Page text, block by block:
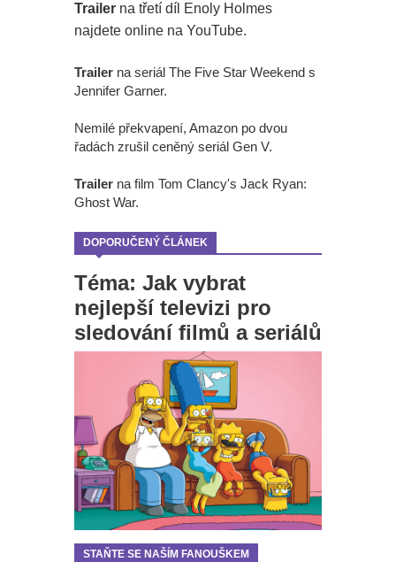
Trailer na třetí díl Enoly Holmes
najdete online na YouTube.
Trailer na seriál The Five Star Weekend s
Jennifer Garner.
Nemilé překvapení, Amazon po dvou
řadách zrušil ceněný seriál Gen V.
Trailer na film Tom Clancy's Jack Ryan:
Ghost War.
DOPORUČENÝ ČLÁNEK
Téma: Jak vybrat
nejlepší televizi pro
sledování filmů a seriálů
STAŇTE SE NAŠÍM FANOUŠKEM